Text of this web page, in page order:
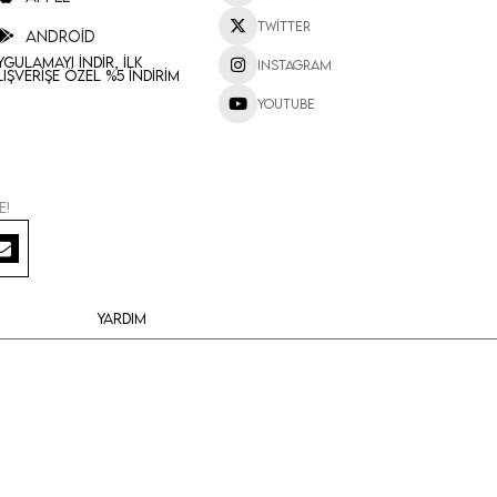
Android
İndir, İlk
Özel %5 İndirim
Twitter
Instagram
Youtube
Yardım